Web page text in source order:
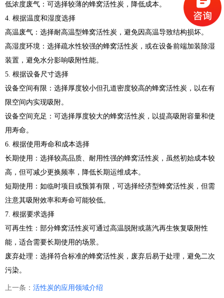
低浓度废气：可选择较薄的蜂窝活性炭，降低成本。
4. 根据温度和湿度选择
高温废气：选择耐高温型蜂窝活性炭，避免因高温导致结构损坏。
高湿度环境：选择疏水性较强的蜂窝活性炭，或在设备前端加装除湿
装置，避免水分影响吸附性能。
5. 根据设备尺寸选择
设备空间有限：选择厚度较小但孔道密度较高的蜂窝活性炭，以在有
限空间内实现吸附。
设备空间充足：可选择厚度较大的蜂窝活性炭，以提高吸附容量和使
用寿命。
6. 根据使用寿命和成本选择
长期使用：选择较高品质、耐用性强的蜂窝活性炭，虽然初始成本较
高，但可减少更换频率，降低长期运维成本。
短期使用：如临时项目或预算有限，可选择经济型蜂窝活性炭，但需
注意其吸附效率和寿命可能较低。
7. 根据要求选择
可再生性：部分蜂窝活性炭可通过高温脱附或蒸汽再生恢复吸附性
能，适合需要长期使用的场景。
废弃处理：选择符合标准的蜂窝活性炭，废弃后易于处理，避免二次
污染。
上一条： 活性炭的应用领域介绍